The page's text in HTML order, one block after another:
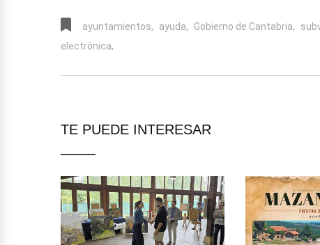
ayuntamientos, ayuda, Gobierno de Cantabria,
electrónica,
TE PUEDE INTERESAR